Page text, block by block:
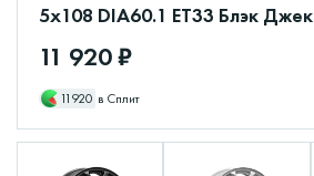
5x108 DIA60.1 ET33 Блэк Джек
11 920 ₽
11920 в Сплит